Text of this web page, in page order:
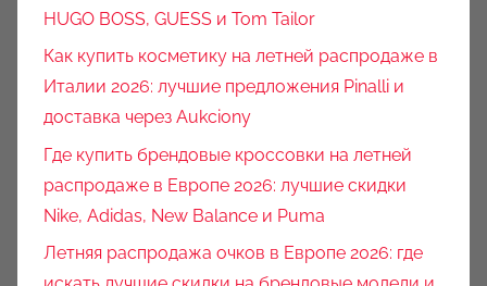
HUGO BOSS, GUESS и Tom Tailor
Как купить косметику на летней распродаже в
Италии 2026: лучшие предложения Pinalli и
доставка через Aukciony
Где купить брендовые кроссовки на летней
распродаже в Европе 2026: лучшие скидки
Nike, Adidas, New Balance и Puma
Летняя распродажа очков в Европе 2026: где